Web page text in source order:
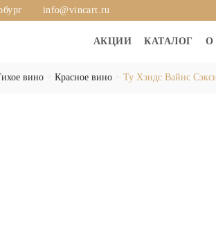
info@vincart.ru
АКЦИИ КАТАЛОГ О
вино Красное вино Ту Хэндс Вайнс